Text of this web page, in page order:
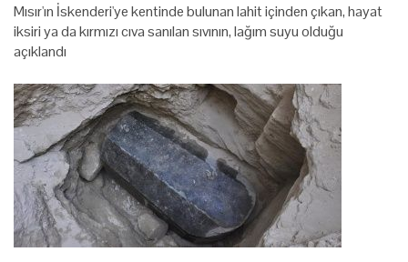
Mısır'ın İskenderi'ye kentinde bulunan lahit içinden çıkan, hayat
iksiri ya da kırmızı cıva sanılan sıvının, lağım suyu olduğu
açıklandı